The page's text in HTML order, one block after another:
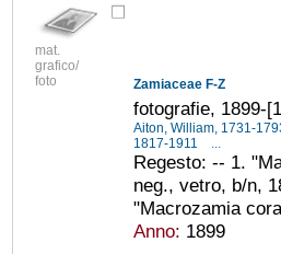
mat.
grafico/
foto
Zamiaceae F-Z
fotografie, 1899-
Aiton, William, 1731-
1817-1911
...
Regesto: -- 1.
neg., vetro, b/n,
"Macrozamia
Anno: 1899